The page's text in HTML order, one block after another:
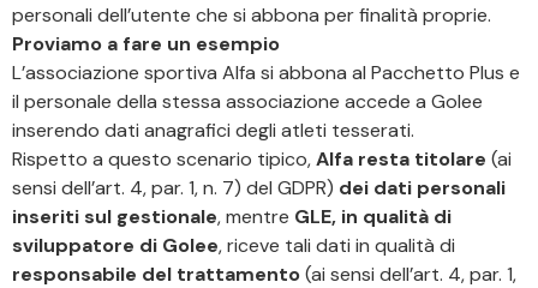
personali dell’utente che si abbona per finalità proprie.
Proviamo a fare un esempio
L’associazione sportiva Alfa si abbona al Pacchetto Plus e
il personale della stessa associazione accede a Golee
inserendo dati anagrafici degli atleti tesserati.
Rispetto a questo scenario tipico,Alfa resta titolare (ai
sensi dell’art. 4, par. 1, n. 7) del GDPR) dei dati personali
inseriti sul gestionale, mentre GLE, in qualità di
sviluppatore di Golee, riceve tali dati in qualità di
responsabile del trattamento(ai sensi dell’art. 4, par. 1,